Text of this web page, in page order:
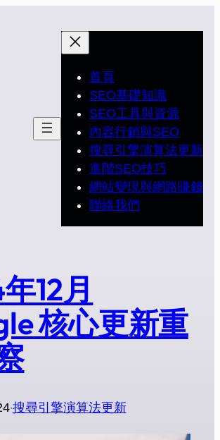
首頁
SEO基礎知識
SEO工具與資源
內容行銷與SEO
搜尋引擎演算法更新
進階SEO技巧
網站變現與網路賺錢
聯絡我們
12月
核心更新重
·搜尋引擎演算法更新